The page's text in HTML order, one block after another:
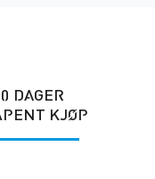
DAGER
KJØP